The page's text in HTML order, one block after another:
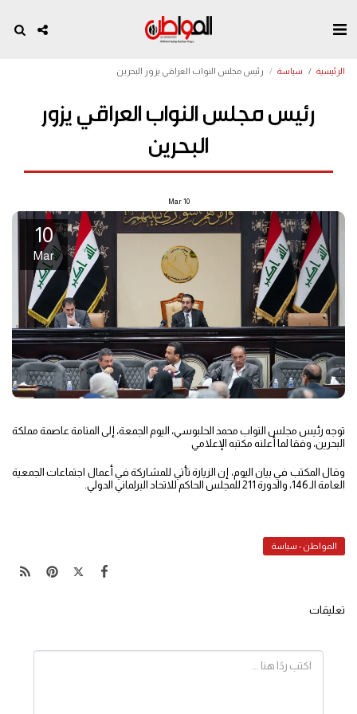
الرئيسية سياسة رئيس مجلس النواب العراقي يزور البحرين
رئيس مجلس النواب العراقي يزور
البحرين
10
Mar
10
Mar
توجه رئيس مجلس النواب محمد الحلبوسي، اليوم الجمعة، إلى المنامة عاصمة مملكة
البحرين، وفقا لما أعلنه مكتبه الإعلامي
وقال المكتب في بيان اليوم، إن الزيارة تأتي للمشاركة في أعمال اجتماعات الجمعية
العامة الـ 146، والدورة 211 للمجلس الحاكم للاتحاد البرلماني الدولي.
المواطن - سياسة
تعليقات